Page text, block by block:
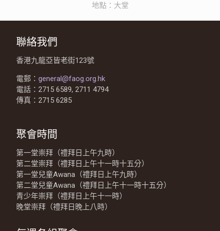
地點：大堂
聯絡我們
香港九龍亞皆老街123號
電郵： general@faog.org.hk
電話：2715 6589, 2711 4794
傳真：2715 6285
聚會時間
第一堂崇拜（禮拜日上午九時）
第二堂崇拜（禮拜日上午十一時十五分）
第一堂兒童Awana（禮拜日上午九時）
第二堂兒童Awana（禮拜日上午十一時十五分）
青少年崇拜（禮拜日上午十一時）
晚堂崇拜（禮拜日晚上八時）